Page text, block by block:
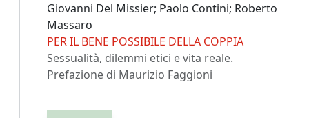
Giovanni Del Missier; Paolo Contini; Roberto
Massaro
PER IL BENE POSSIBILE DELLA COPPIA
Sessualità, dilemmi etici e vita reale.
Prefazione di Maurizio Faggioni